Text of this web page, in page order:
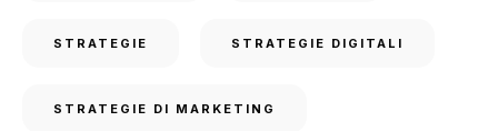
STRATEGIE STRATEGIE DIGITALI
STRATEGIE DI MARKETING